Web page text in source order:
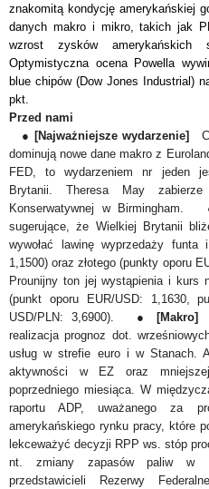
znakomitą kondycję amerykańskiej
danych makro i mikro, takich jak
wzrost zysków amerykańskich
Optymistyczna ocena Powella
blue chipów (Dow Jones Industrial)
pkt.
Przed nami
● [Najważniejsze wydarzenie]
dominują nowe dane makro z
FED, to wydarzeniem nr jeden
Brytanii. Theresa May
Konserwatywnej w
sugerujące, że Wielkiej Brytanii
wywołać lawinę wyprzedaży
1,1500) oraz złotego (punkty oporu
Prounijny ton jej wystąpienia i kurs
(punkt oporu EUR/USD: 1,1630,
USD/PLN: 3,6900). ●
realizacja prognoz dot.
usług w strefie euro i w Stanach.
aktywności w EZ oraz
poprzedniego miesiąca. W
raportu ADP, uważanego za
amerykańskiego rynku pracy, które
lekceważyć decyzji RPP ws. stóp
nt. zmiany zapasów paliw w
przedstawicieli Rezerwy